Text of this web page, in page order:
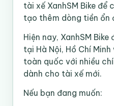
tài xế XanhSM Bike để
tạo thêm dòng tiền ổn
Hiện nay, XanhSM
tại Hà Nội, Hồ Chí
toàn quốc với nhiều
dành cho tài xế mới.
Nếu bạn đang muốn: